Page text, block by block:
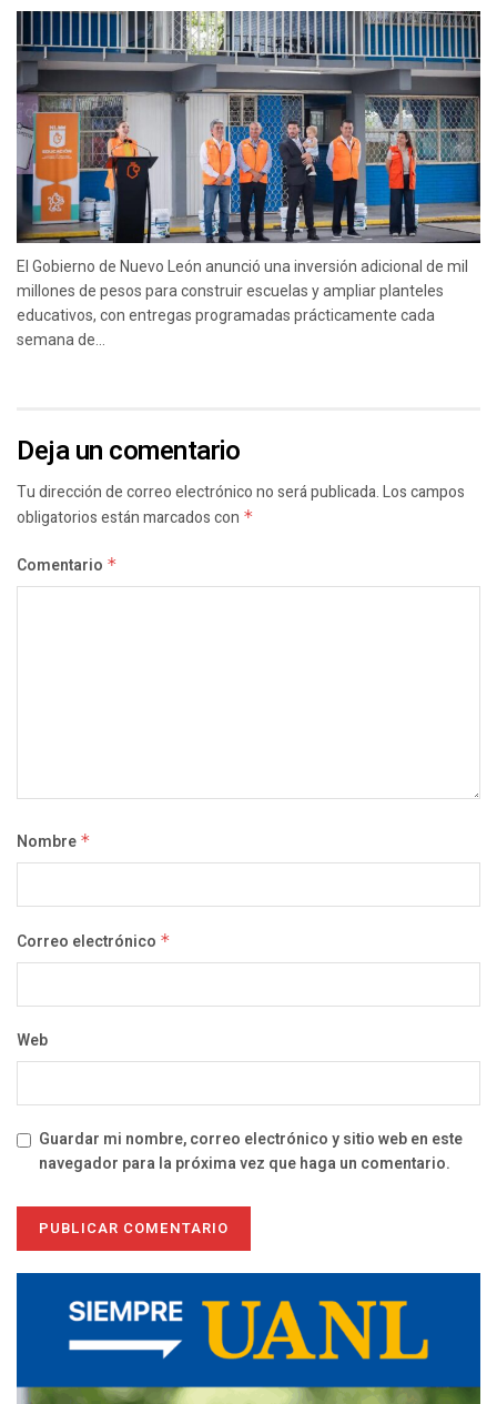
El Gobierno de Nuevo León anunció una inversión adicional de mil
millones de pesos para construir escuelas y ampliar planteles
educativos, con entregas programadas prácticamente cada
semana de...
Deja un comentario
Tu dirección de correo electrónico no será publicada.Los campos
obligatorios están marcados con *
Comentario *
Nombre *
Correo electrónico *
Web
Guardar mi nombre, correo electrónico y sitio web en este
navegador para la próxima vez que haga un comentario.